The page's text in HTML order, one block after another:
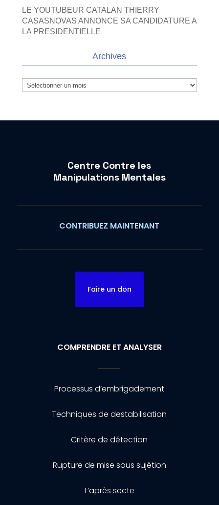
LE YOUTUBEUR CATALAN THIERRY
CASASNOVAS ANNONCE SA CANDIDATURE A
LA PRESIDENTIELLE
Archives
Archives
Centre Contre les
Manipulations Mentales
CONTRIBUEZ MAINTENANT
Faire un don
COMPRENDRE ET ANALYSER
Processus d’embrigadement
Techniques de destabilisation
Critère de détection
Rupture de mise sous sujétion
L’après secte